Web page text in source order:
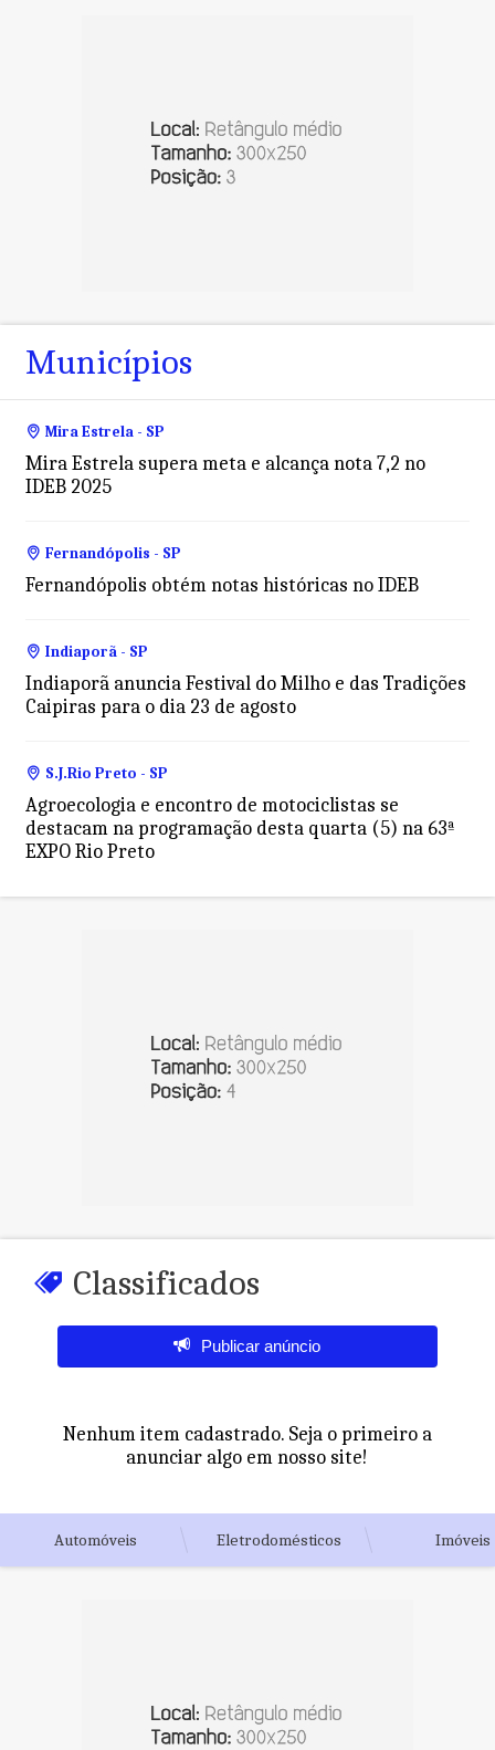
Municípios
Mira Estrela - SP
Mira Estrela supera meta e alcança nota 7,2 no
IDEB 2025
Fernandópolis - SP
Fernandópolis obtém notas históricas no IDEB
Indiaporã - SP
Indiaporã anuncia Festival do Milho e das Tradições
Caipiras para o dia 23 de agosto
S.J.Rio Preto - SP
Agroecologia e encontro de motociclistas se
destacam na programação desta quarta (5) na 63ª
EXPO Rio Preto
Classificados
Publicar anúncio
Nenhum item cadastrado. Seja o primeiro a
anunciar algo em nosso site!
Automóveis Eletrodomésticos Imóveis